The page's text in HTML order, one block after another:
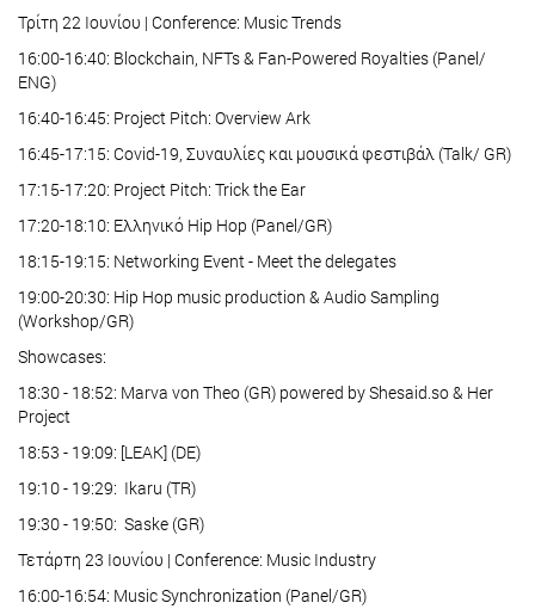
Τρίτη 22 Ιουνίου | Conference: Music Trends
16:00-16:40: Blockchain, NFTs & Fan-Powered Royalties (Panel/
ENG)
16:40-16:45: Project Pitch: Overview Ark
16:45-17:15: Covid-19, Συναυλίες και μουσικά φεστιβάλ (Talk/ GR)
17:15-17:20: Project Pitch: Trick the Ear
17:20-18:10: Ελληνικό Hip Hop (Panel/GR)
18:15-19:15: Networking Event - Meet the delegates
19:00-20:30: Hip Hop music production & Audio Sampling
(Workshop/GR)
Showcases:
18:30 - 18:52: Marva von Theo (GR) powered by Shesaid.so & Her
Project
18:53 - 19:09: [LEAK] (DE)
19:10 - 19:29: Ikaru (TR)
19:30 - 19:50: Saske (GR)
Τετάρτη 23 Ιουνίου | Conference: Music Industry
16:00-16:54: Music Synchronization (Panel/GR)